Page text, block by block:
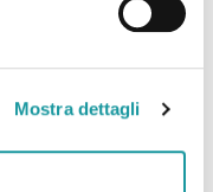
Mostra dettagli